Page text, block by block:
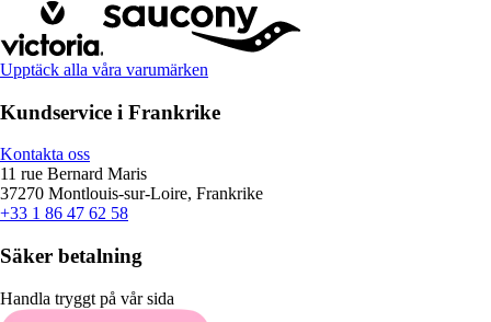
Upptäck alla våra varumärken
Kundservice i Frankrike
Kontakta oss
11 rue Bernard Maris
37270 Montlouis-sur-Loire, Frankrike
+33 1 86 47 62 58
Säker betalning
Handla tryggt på vår sida